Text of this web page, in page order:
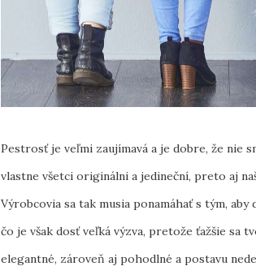
Pestrosť je veľmi zaujímavá a je dobre, že nie
vlastne všetci originálni a jedineční, preto aj
Výrobcovia sa tak musia ponamáhať s tým,
čo je však dosť veľká výzva, pretože ťažšie sa
elegantné, zároveň aj pohodlné a postavu